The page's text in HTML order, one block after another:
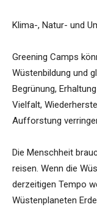
Klima-, Natur- und
Greening Camps
Wüstenbildung und
Begrünung,
Vielfalt,
Aufforstung
Die Menschheit
reisen. Wenn die
derzeitigen Tempo
Wüstenplaneten